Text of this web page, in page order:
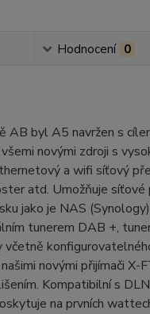
Hodnocení 0
byl A5 navržen s
novými zdroji s
a wifi síťový
atd. Umožňuje
jako je NAS
tunerem DAB +,
novými přijímači
Kompatibilní s
na prvních